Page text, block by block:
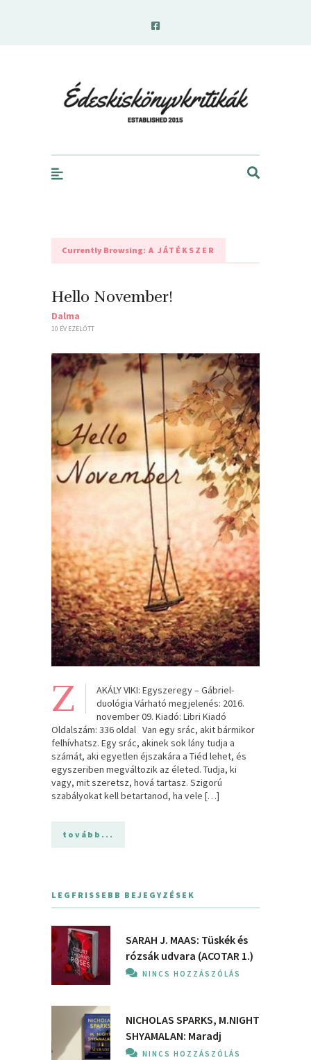
Currently Browsing: A JÁTÉKSZER
Hello November!
Dalma
10 ÉV EZELŐTT
Z
AKÁLY VIKI: Egyszeregy – Gábriel-
duológia Várható megjelenés: 2016.
november 09. Kiadó: Libri Kiadó
Oldalszám: 336 oldal Van egy srác, akit bármikor
felhívhatsz. Egy srác, akinek sok lány tudja a
számát, aki egyetlen éjszakára a Tiéd lehet, és
egyszeriben megváltozik az életed. Tudja, ki
vagy, mit szeretsz, hová tartasz. Szigorú
szabályokat kell betartanod, ha vele […]
tovább...
LEGFRISSEBB BEJEGYZÉSEK
SARAH J. MAAS: Tüskék és
rózsák udvara (ACOTAR 1.)
NINCS HOZZÁSZÓLÁS
NICHOLAS SPARKS, M.NIGHT
SHYAMALAN: Maradj
NINCS HOZZÁSZÓLÁS